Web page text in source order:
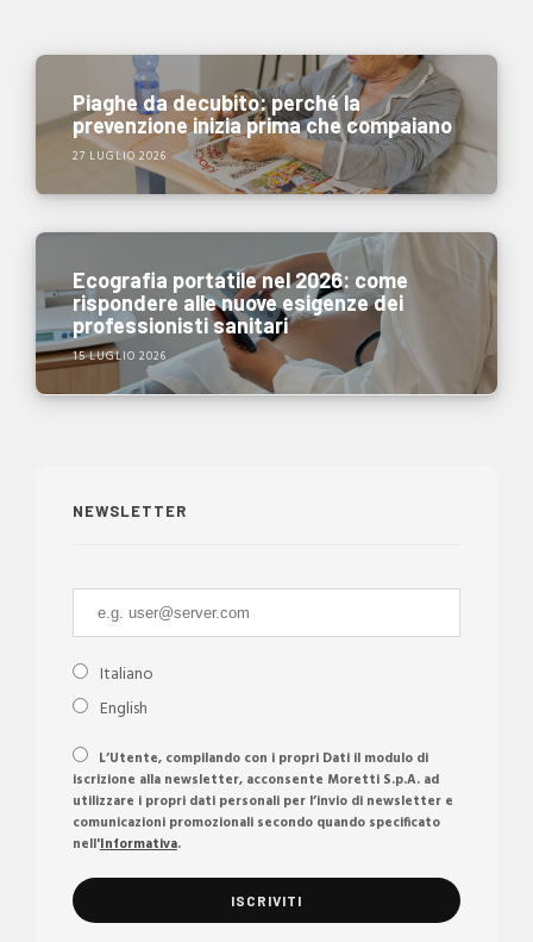
Piaghe da decubito: perché la
prevenzione inizia prima che compaiano
27 LUGLIO 2026
Ecografia portatile nel 2026: come
rispondere alle nuove esigenze dei
professionisti sanitari
15 LUGLIO 2026
NEWSLETTER
Italiano
English
L’Utente, compilando con i propri Dati il modulo di
iscrizione alla newsletter, acconsente Moretti S.p.A. ad
utilizzare i propri dati personali per l’invio di newsletter e
comunicazioni promozionali secondo quando specificato
nell'Informativa.